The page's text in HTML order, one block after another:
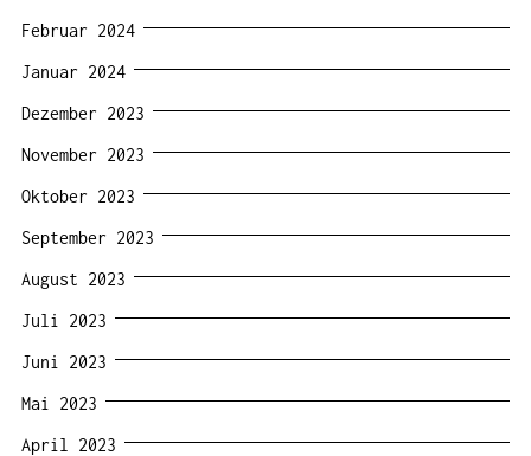
Februar 2024
Januar 2024
Dezember 2023
November 2023
Oktober 2023
September 2023
August 2023
Juli 2023
Juni 2023
Mai 2023
April 2023